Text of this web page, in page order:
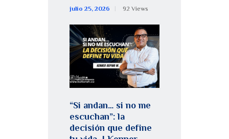
julio 25, 2026 92 Views
“Si andan… si no me
escuchan”: la
decisión que define